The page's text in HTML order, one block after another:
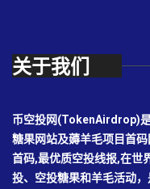
关于我们
币空投网(TokenAirdrop)
糖果网站及薅羊毛项目首
首码,最优质空投线报,在世
投、空投糖果和羊毛活动